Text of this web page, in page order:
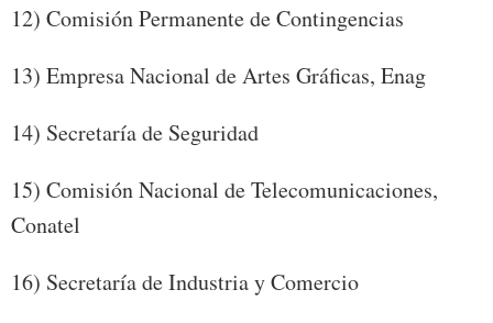
12) Comisión Permanente de Contingencias
13) Empresa Nacional de Artes Gráficas, Enag
14) Secretaría de Seguridad
15) Comisión Nacional de Telecomunicaciones,
Conatel
16) Secretaría de Industria y Comercio